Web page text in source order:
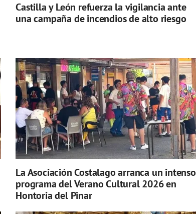
Castilla y León refuerza la vigilancia ante
una campaña de incendios de alto riesgo
La Asociación Costalago arranca un intenso
programa del Verano Cultural 2026 en
Hontoria del Pinar